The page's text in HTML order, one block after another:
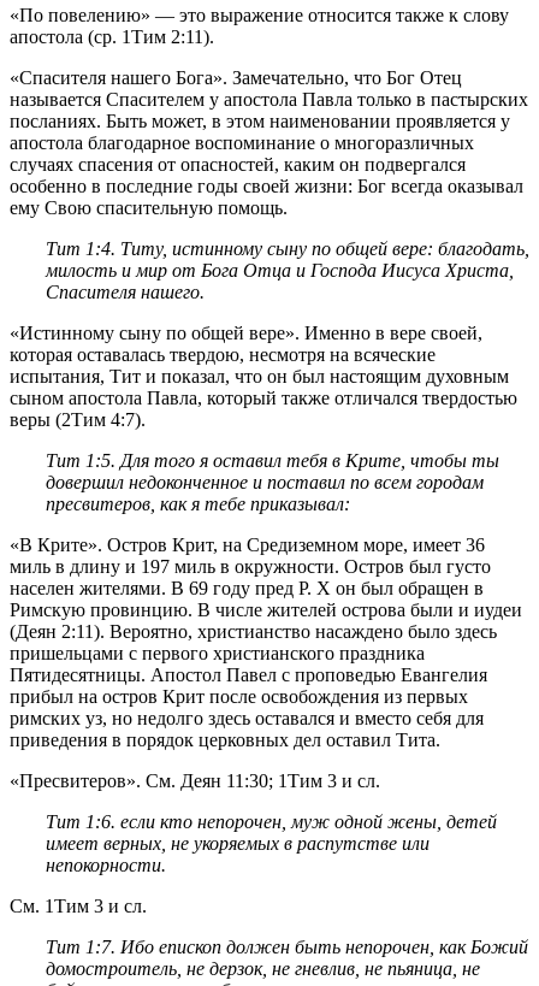
«По повелению» — это выражение относится также к слову
апостола (ср. 1Тим 2:11).
«Спасителя нашего Бога». Замечательно, что Бог Отец
называется Спасителем у апостола Павла только в пастырских
посланиях. Быть может, в этом наименовании проявляется у
апостола благодарное воспоминание о многоразличных
случаях спасения от опасностей, каким он подвергался
особенно в последние годы своей жизни: Бог всегда оказывал
ему Свою спасительную помощь.
Тит 1:4. Титу, истинному сыну по общей вере: благодать,
милость и мир от Бога Отца и Господа Иисуса Христа,
Спасителя нашего.
«Истинному сыну по общей вере». Именно в вере своей,
которая оставалась твердою, несмотря на всяческие
испытания, Тит и показал, что он был настоящим духовным
сыном апостола Павла, который также отличался твердостью
веры (2Тим 4:7).
Тит 1:5. Для того я оставил тебя в Крите, чтобы ты
довершил недоконченное и поставил по всем городам
пресвитеров, как я тебе приказывал:
«В Крите». Остров Крит, на Средиземном море, имеет 36
миль в длину и 197 миль в окружности. Остров был густо
населен жителями. В 69 году пред Р. X он был обращен в
Римскую провинцию. В числе жителей острова были и иудеи
(Деян 2:11). Вероятно, христианство насаждено было здесь
пришельцами с первого христианского праздника
Пятидесятницы. Апостол Павел с проповедью Евангелия
прибыл на остров Крит после освобождения из первых
римских уз, но недолго здесь оставался и вместо себя для
приведения в порядок церковных дел оставил Тита.
«Пресвитеров». См. Деян 11:30; 1Тим 3 и сл.
Тит 1:6. если кто непорочен, муж одной жены, детей
имеет верных, не укоряемых в распутстве или
непокорности.
См. 1Тим 3 и cл.
Тит 1:7. Ибо епископ должен быть непорочен, как Божий
домостроитель, не дерзок, не гневлив, не пьяница, не